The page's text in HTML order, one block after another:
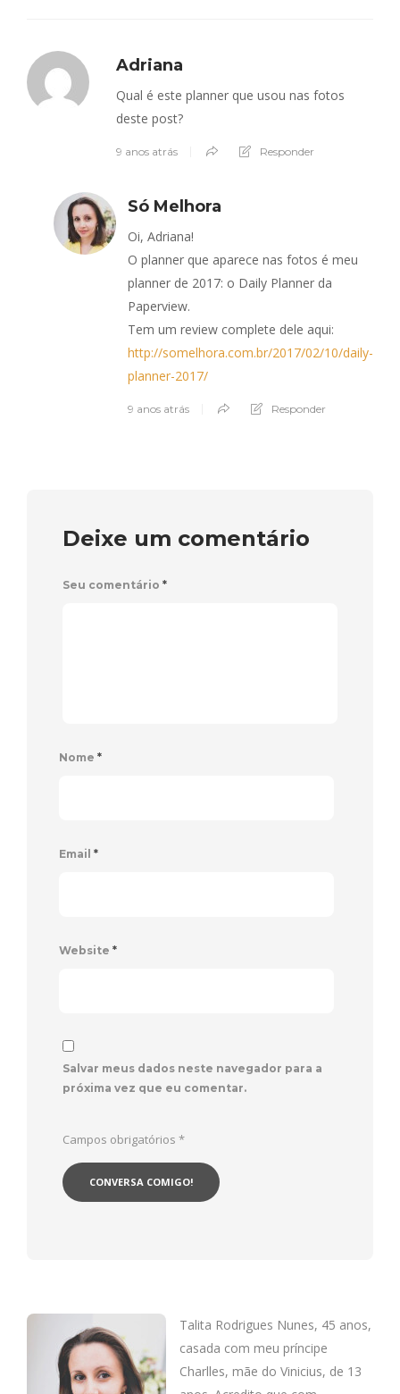
Adriana
Qual é este planner que usou nas fotos
deste post?
9 anos atrás Responder
Só Melhora
Oi, Adriana!
O planner que aparece nas fotos é meu
planner de 2017: o Daily Planner da
Paperview.
Tem um review complete dele aqui:
http://somelhora.com.br/2017/02/10/daily-
planner-2017/
9 anos atrás Responder
Deixe um comentário
Seu comentário *
Nome *
Email *
Website *
Salvar meus dados neste navegador para a
próxima vez que eu comentar.
Campos obrigatórios *
Talita Rodrigues Nunes, 45 anos,
casada com meu príncipe
Charlles, mãe do Vinicius, de 13